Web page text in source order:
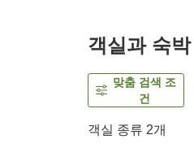
객실과 숙
맞춤 검색 조
건
객실 종류 2개